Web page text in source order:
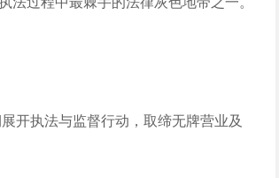
开执法与监督行动，取缔无牌营业及